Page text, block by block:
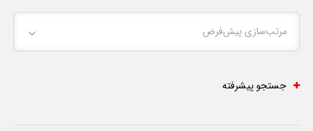
مرتب‌سازی پیش‌فرض
جستجو پیشرفته